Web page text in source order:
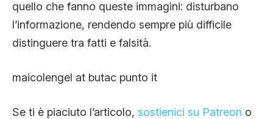
quello che fanno queste immagini: disturbano
l’informazione, rendendo sempre più difficile
distinguere tra fatti e falsità.
maicolengel at butac punto it
Se ti è piaciuto l’articolo, sostienici su Patreon o